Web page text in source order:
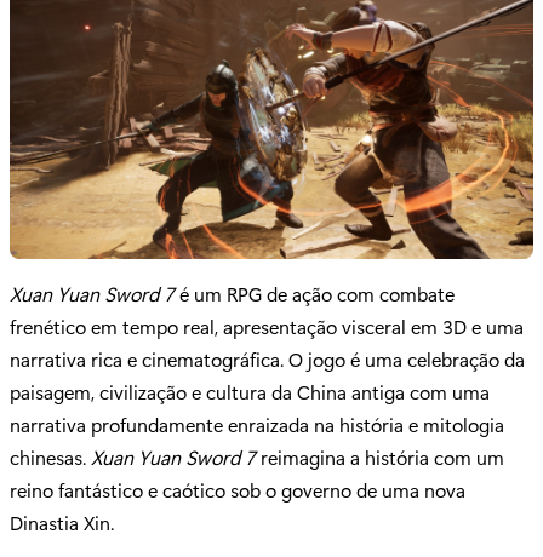
Xuan Yuan Sword 7é um RPG de ação com combate
frenético em tempo real, apresentação visceral em 3D e uma
narrativa rica e cinematográfica. O jogo é uma celebração da
paisagem, civilização e cultura da China antiga com uma
narrativa profundamente enraizada na história e mitologia
chinesas.Xuan Yuan Sword 7reimagina a história com um
reino fantástico e caótico sob o governo de uma nova
Dinastia Xin.